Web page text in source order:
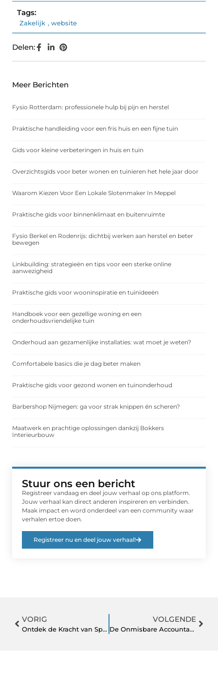
Tags:
Zakelijk , website
Delen:
Meer Berichten
Fysio Rotterdam: professionele hulp bij pijn en herstel
Praktische handleiding voor een fris huis en een fijne tuin
Gids voor kleine verbeteringen in huis en tuin
Overzichtsgids voor beter wonen en tuinieren het hele jaar door
Waarom Kiezen Voor Een Lokale Slotenmaker In Meppel
Praktische gids voor binnenklimaat en buitenruimte
Fysio Berkel en Rodenrijs: dichtbij werken aan herstel en beter
bewegen
Linkbuilding: strategieën en tips voor een sterke online
aanwezigheid
Praktische gids voor wooninspiratie en tuinideeën
Handboek voor een gezellige woning en een
onderhoudsvriendelijke tuin
Onderhoud aan gezamenlijke installaties: wat moet je weten?
Comfortabele basics die je dag beter maken
Praktische gids voor gezond wonen en tuinonderhoud
Barbershop Nijmegen: ga voor strak knippen én scheren?
Maatwerk en prachtige oplossingen dankzij Bokkers
Interieurbouw
Stuur ons een bericht
Registreer vandaag en deel jouw verhaal op ons platform.
Jouw verhaal kan direct anderen inspireren en verbinden.
Maak impact en word onderdeel van een community waar
verhalen ertoe doen.
Registreer nu en deel jouw verhaal!
VORIG
Ontdek de Kracht van Sportschool Alkmaar Voor Jouw Fitness Doelen
VOLGENDE
De Onmisbare Accountant voor Lokale Bedrijven in Bussum